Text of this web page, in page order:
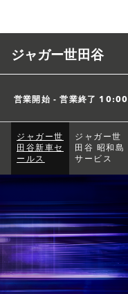
ジャガー世田谷
営業開始 - 営業終了 10:00
ジャガー世
田谷新車セ
ールス
ジャガー世
田谷 昭和島
サービス
Return to Nav